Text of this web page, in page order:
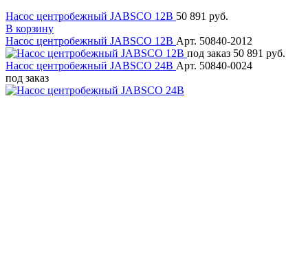
Насос центробежный JABSCO 12В 50 891 руб.
В корзину
Насос центробежный JABSCO 12В Арт. 50840-2012
под заказ 50 891 руб.
Насос центробежный JABSCO 24В Арт. 50840-0024
под заказ